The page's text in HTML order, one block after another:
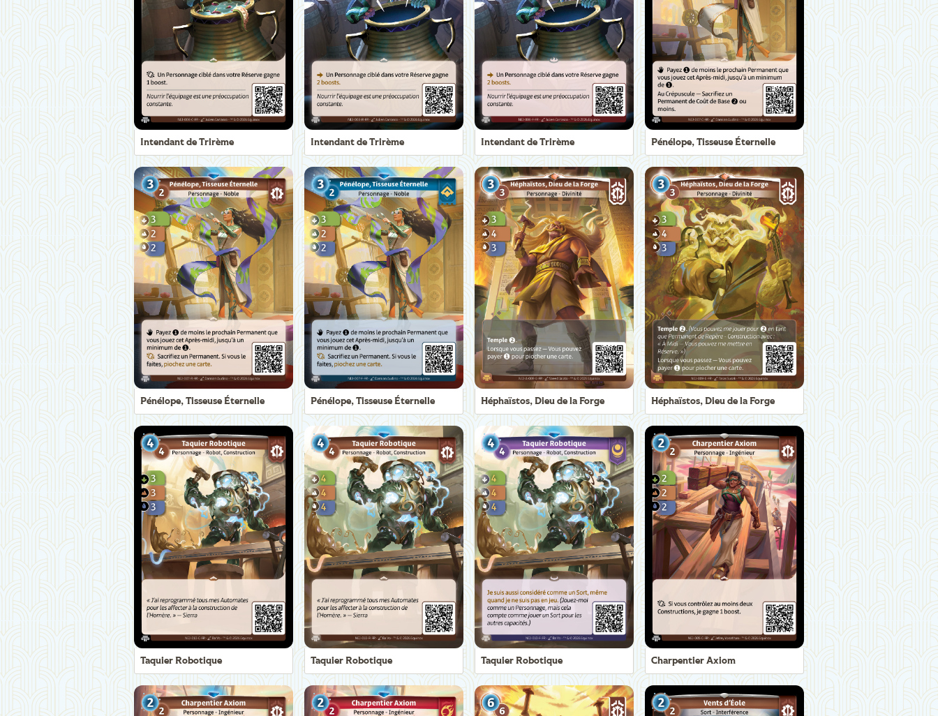
Intendant de Trirème Intendant de Trirème Intendant de Trirème Pénélope, Tisseuse Éternelle
Pénélope, Tisseuse Éternelle Pénélope, Tisseuse Éternelle Héphaïstos, Dieu de la Forge Héphaïstos, Dieu de la Forge
Taquier Robotique Taquier Robotique Taquier Robotique Charpentier Axiom